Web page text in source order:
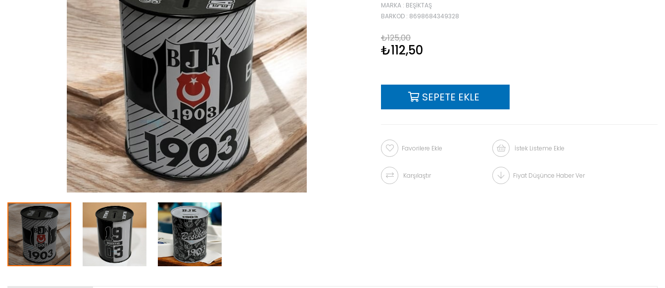
MARKA : BEŞIKTAŞ
BARKOD : 8698684349328
₺125,00
₺112,50
Favorilere Ekle İstek Listeme Ekle
Karşılaştır Fiyat Düşünce Haber Ver